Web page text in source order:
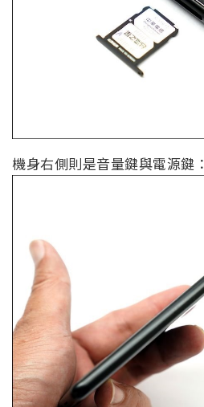
機身右側則是音量鍵與電源鍵：